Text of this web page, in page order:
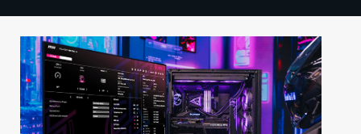
TECHBBS
TIETOA
HINTA.FI
KAUPPA